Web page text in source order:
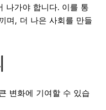
나가야 합니다. 이를 통
며, 더 나은 사회를 만들
변화에 기여할 수 있습